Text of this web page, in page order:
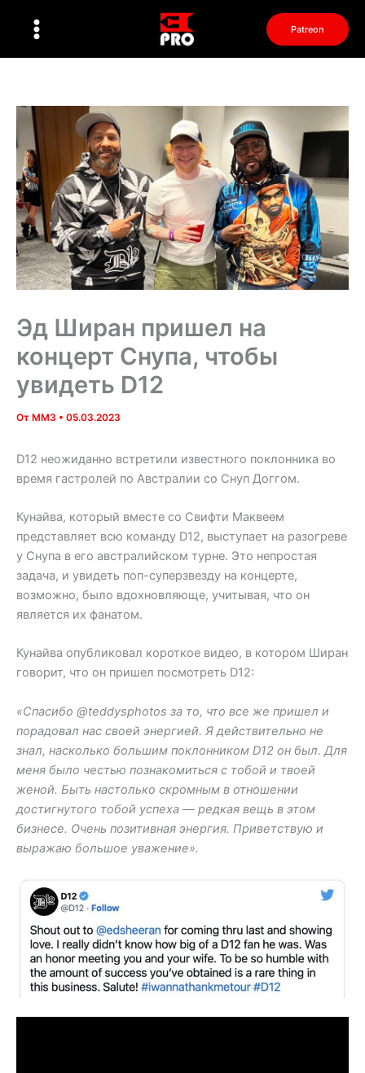
Patreon
Эд Ширан пришел на
концерт Снупа, чтобы
увидеть D12
От MM3 • 05.03.2023
D12 неожиданно встретили известного поклонника во
время гастролей по Австралии со Снуп Доггом.
Кунайва, который вместе со Свифти Маквеем
представляет всю команду D12, выступает на разогреве
у Снупа в его австралийском турне. Это непростая
задача, и увидеть поп-суперзвезду на концерте,
возможно, было вдохновляюще, учитывая, что он
является их фанатом.
Кунайва опубликовал короткое видео, в котором Ширан
говорит, что он пришел посмотреть D12:
«Спасибо @teddysphotos за то, что все же пришел и
порадовал нас своей энергией. Я действительно не
знал, насколько большим поклонником D12 он был. Для
меня было честью познакомиться с тобой и твоей
женой. Быть настолько скромным в отношении
достигнутого тобой успеха — редкая вещь в этом
бизнесе. Очень позитивная энергия. Приветствую и
выражаю большое уважение».